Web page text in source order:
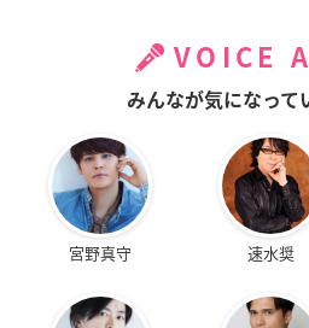
VOICE
みんなが気になって
宮野真守 速水奨